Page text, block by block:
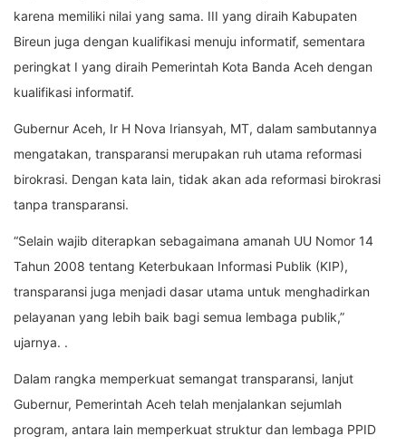
karena memiliki nilai yang sama. III yang diraih Kabupaten
Bireun juga dengan kualifikasi menuju informatif, sementara
peringkat I yang diraih Pemerintah Kota Banda Aceh dengan
kualifikasi informatif.
Gubernur Aceh, Ir H Nova Iriansyah, MT, dalam sambutannya
mengatakan, transparansi merupakan ruh utama reformasi
birokrasi. Dengan kata lain, tidak akan ada reformasi birokrasi
tanpa transparansi.
“Selain wajib diterapkan sebagaimana amanah UU Nomor 14
Tahun 2008 tentang Keterbukaan Informasi Publik (KIP),
transparansi juga menjadi dasar utama untuk menghadirkan
pelayanan yang lebih baik bagi semua lembaga publik,”
ujarnya. .
Dalam rangka memperkuat semangat transparansi, lanjut
Gubernur, Pemerintah Aceh telah menjalankan sejumlah
program, antara lain memperkuat struktur dan lembaga PPID